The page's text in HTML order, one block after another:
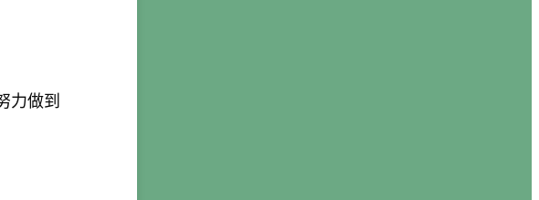
力做到